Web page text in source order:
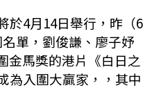
於4月14日舉行，昨（6
單，劉俊謙、廖子妤
金馬獎的港片《白日之
為入圍大贏家，，其中